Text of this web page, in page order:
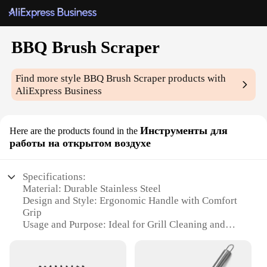
BBQ Brush Scraper
Find more styleBBQ Brush Scraper products with
AliExpress Business
Here are the products found in the Инструменты для
работы на открытом воздухе
Specifications:
Material: Durable Stainless Steel
Design and Style: Ergonomic Handle with Comfort
Grip
Usage and Purpose: Ideal for Grill Cleaning and
Performance and Property: Efficient Scraping and